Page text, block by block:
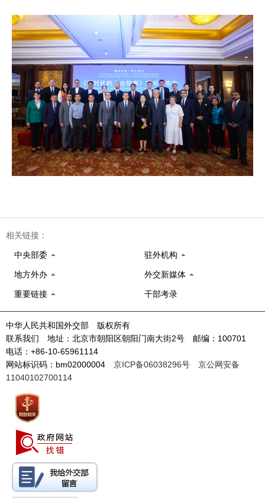
相关链接：
中央部委 驻外机构
地方外办 外交新媒体
重要链接 干部考录
中华人民共和国外交部 版权所有
联系我们 地址：北京市朝阳区朝阳门南大街2号 邮编：100701
电话：+86-10-65961114
网站标识码：bm02000004 京ICP备06038296号
京公网安备
11040102700114